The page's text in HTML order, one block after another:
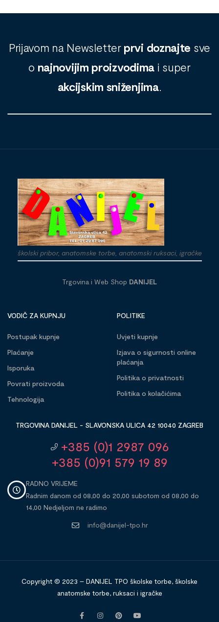
Prijavom na Newsletter prvi doznajte sve
o najnovijim proizvodima i super
akcijskim sniženjima.
školski pribor, anatomske torbe, anatomski ruksaci, igračke
Trgovina i Web Shop DANIJEL
VODIČ ZA KUPNJU
Postupak kupnje
Plaćanje
Isporuka
Povrati proizvoda
Tehnologija
POLITIKE
Uvjeti kupnje
Izjava o sigurnosti online
plaćanja
Politika o privatnosti
Politika o kolačićima
TRGOVINA DANIJEL - SLAVONSKA ULICA 42 10040 ZAGREB
+385 (0)1 2987 096
+385 (0)91 579 19 89
RADNO VRIJEME
Radnim danom od 08,00 do 20,00 subotom od 08,00 do
14,00 Nedjeljom ne radimo
info@danijel-tpo.hr
Copyright © 2023 – DANIJEL TPO školske torbe, školske
anatomske torbe, ruksaci i igračke